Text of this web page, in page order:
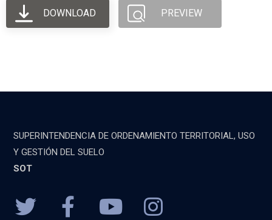
DOWNLOAD PREVIEW
SUPERINTENDENCIA DE ORDENAMIENTO TERRITORIAL, USO
Y GESTIÓN DEL SUELO
SOT